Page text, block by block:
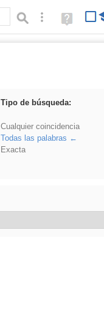
Búsqueda avanzada
Ayuda
(en
Tipo de búsqueda:
Cualquier coincidencia
Todas las palabras
Exacta